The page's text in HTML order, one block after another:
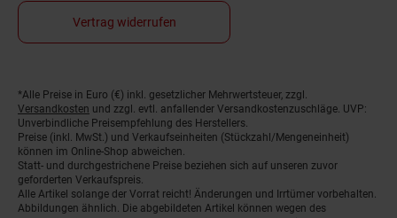
Vertrag widerrufen
Fußnoten
*Alle Preise in Euro (€) inkl. gesetzlicher Mehrwertsteuer, zzgl.
Versandkosten und zzgl. evtl. anfallender Versandkostenzuschläge. UVP:
Unverbindliche Preisempfehlung des Herstellers.
Preise (inkl. MwSt.) und Verkaufseinheiten (Stückzahl/Mengeneinheit)
können im Online-Shop abweichen.
Statt- und durchgestrichene Preise beziehen sich auf unseren zuvor
geforderten Verkaufspreis.
Alle Artikel solange der Vorrat reicht! Änderungen und Irrtümer vorbehalten.
Abbildungen ähnlich. Die abgebildeten Artikel können wegen des